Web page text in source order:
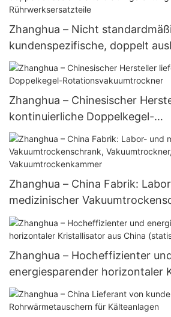
Zhanghua – Nicht
kundenspezifische, doppelt
Gleitringdichtung für Reaktor-
Rührwerksersatzteile
Zhanghua – Chinesischer
kontinuierliche Doppelkegel-
Rotationsvakuumtrockner
Zhanghua – China Fabrik:
medizinischer
Vakuumtrockner,
Zhanghua – Hocheffizienter
energiesparender horizontaler
China (statischer Kristallisator)